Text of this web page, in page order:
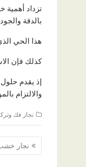
تزداد أهمية
بالدقة
هذا الحي
كذلك فإن
إذ يقدم
والالتزام
نجار فك
تصفّح
المقالات
نجار خشب